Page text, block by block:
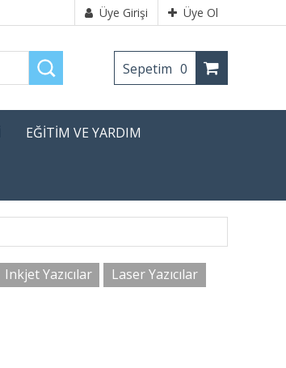
Üye Girişi Üye Ol
Sepetim 0
EĞİTİM VE YARDIM
Inkjet Yazıcılar
Laser Yazıcılar